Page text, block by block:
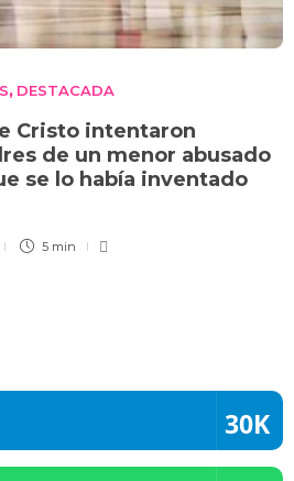
, DESTACADA
Cristo intentaron
de un menor abusado
se lo había inventado
5 min
30K